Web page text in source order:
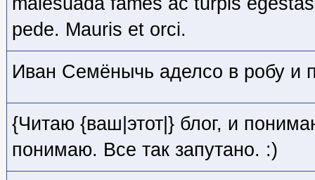
pede. Mauris et orci.
Иван Семёнычь аделсо в робу и
{Читаю {ваш|этот|} блог, и
понимаю. Все так запутано. :)